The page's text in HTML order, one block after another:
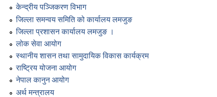
केन्द्रीय पञ्जिकरण विभाग
जिल्ला समन्वय समिति को कार्यालय लमजुङ
जिल्ला प्रशासन कार्यालय लमजुङ ।
लोक सेवा आयोग
स्थानीय शासन तथा सामुदायिक विकास कार्यक्रम
राष्ट्रिय योजना आयोग
नेपाल कानुन आयोग
अर्थ मन्त्रालय